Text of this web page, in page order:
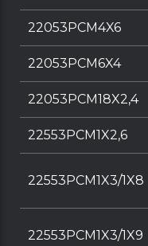
22053PCM4X6
22053PCM6X4
22053PCM18X2,4
22553PCM1X2,6
22553PCM1X3/1X8
22553PCM1X3/1X9